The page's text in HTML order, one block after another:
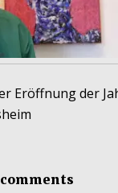
Eröffnung der